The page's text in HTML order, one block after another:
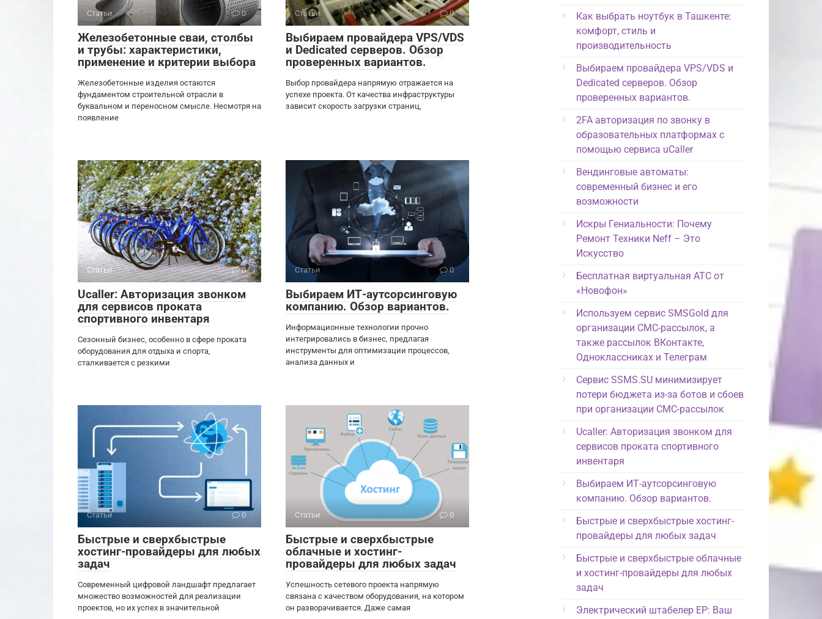
Статьи 0
Железобетонные сваи, столбы
и трубы: характеристики,
применение и критерии выбора
Железобетонные изделия остаются
фундаментом строительной отрасли в
буквальном и переносном смысле. Несмотря на
появление
Статьи 0
Выбираем провайдера VPS/VDS
и Dedicated серверов. Обзор
проверенных вариантов.
Выбор провайдера напрямую отражается на
успехе проекта. От качества инфраструктуры
зависит скорость загрузки страниц,
Статьи 0
Ucaller: Авторизация звонком
для сервисов проката
спортивного инвентаря
Сезонный бизнес, особенно в сфере проката
оборудования для отдыха и спорта,
сталкивается с резкими
Статьи 0
Выбираем ИТ-аутсорсинговую
компанию. Обзор вариантов.
Информационные технологии прочно
интегрировались в бизнес, предлагая
инструменты для оптимизации процессов,
анализа данных и
Статьи 0
Быстрые и сверхбыстрые
хостинг-провайдеры для любых
задач
Современный цифровой ландшафт предлагает
множество возможностей для реализации
проектов, но их успех в значительной
Статьи 0
Быстрые и сверхбыстрые
облачные и хостинг-
провайдеры для любых задач
Успешность сетевого проекта напрямую
связана с качеством оборудования, на котором
он разворачивается. Даже самая
Как выбрать ноутбук в Ташкенте:
комфорт, стиль и
производительность
Выбираем провайдера VPS/VDS и
Dedicated серверов. Обзор
проверенных вариантов.
2FA авторизация по звонку в
образовательных платформах с
помощью сервиса uCaller
Вендинговые автоматы:
современный бизнес и его
возможности
Искры Гениальности: Почему
Ремонт Техники Neff – Это
Искусство
Бесплатная виртуальная АТС от
«Новофон»
Используем сервис SMSGold для
организации СМС-рассылок, а
также рассылок ВКонтакте,
Одноклассниках и Телеграм
Сервис SSMS.SU минимизирует
потери бюджета из-за ботов и сбоев
при организации СМС-рассылок
Ucaller: Авторизация звонком для
сервисов проката спортивного
инвентаря
Выбираем ИТ-аутсорсинговую
компанию. Обзор вариантов.
Быстрые и сверхбыстрые хостинг-
провайдеры для любых задач
Быстрые и сверхбыстрые облачные
и хостинг-провайдеры для любых
задач
Электрический штабелер EP: Ваш